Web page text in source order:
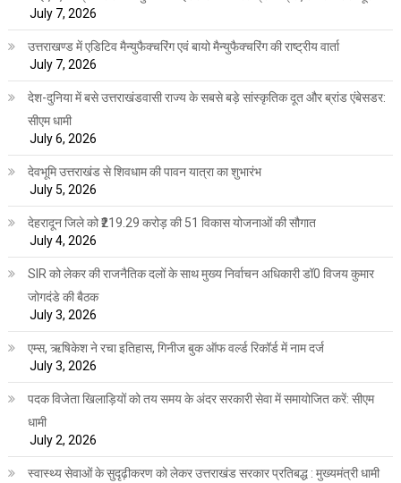
July 7, 2026
उत्तराखण्ड में एडिटिव मैन्युफैक्चरिंग एवं बायो मैन्युफैक्चरिंग की राष्ट्रीय वार्ता
July 7, 2026
देश-दुनिया में बसे उत्तराखंडवासी राज्य के सबसे बड़े सांस्कृतिक दूत और ब्रांड एंबेसडर:
सीएम धामी
July 6, 2026
देवभूमि उत्तराखंड से शिवधाम की पावन यात्रा का शुभारंभ
July 5, 2026
देहरादून जिले को ₹219.29 करोड़ की 51 विकास योजनाओं की सौगात
July 4, 2026
SIR को लेकर की राजनैतिक दलों के साथ मुख्य निर्वाचन अधिकारी डॉ0 विजय कुमार
जोगदंडे की बैठक
July 3, 2026
एम्स, ऋषिकेश ने रचा इतिहास, गिनीज बुक ऑफ वर्ल्ड रिकॉर्ड में नाम दर्ज
July 3, 2026
पदक विजेता खिलाड़ियों को तय समय के अंदर सरकारी सेवा में समायोजित करें: सीएम
धामी
July 2, 2026
स्वास्थ्य सेवाओं के सुदृढ़ीकरण को लेकर उत्तराखंड सरकार प्रतिबद्ध : मुख्यमंत्री धामी